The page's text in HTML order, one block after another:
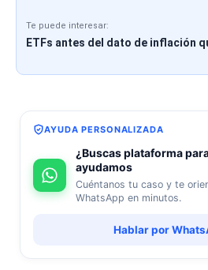
Te puede interesar:
ETFs antes del dato de inflación
AYUDA PERSONALIZADA
¿Buscas plataforma
ayudamos
Cuéntanos tu caso y te
WhatsApp en minutos.
Hablar por